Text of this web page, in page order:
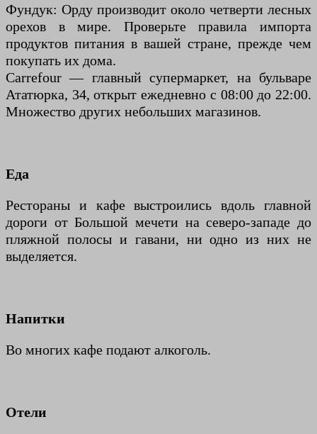
Фундук: Орду производит около четверти лесных
орехов в мире. Проверьте правила импорта
продуктов питания в вашей стране, прежде чем
покупать их дома.
Carrefour — главный супермаркет, на бульваре
Ататюрка, 34, открыт ежедневно с 08:00 до 22:00.
Множество других небольших магазинов.
Еда
Рестораны и кафе выстроились вдоль главной
дороги от Большой мечети на северо-западе до
пляжной полосы и гавани, ни одно из них не
выделяется.
Напитки
Во многих кафе подают алкоголь.
Отели